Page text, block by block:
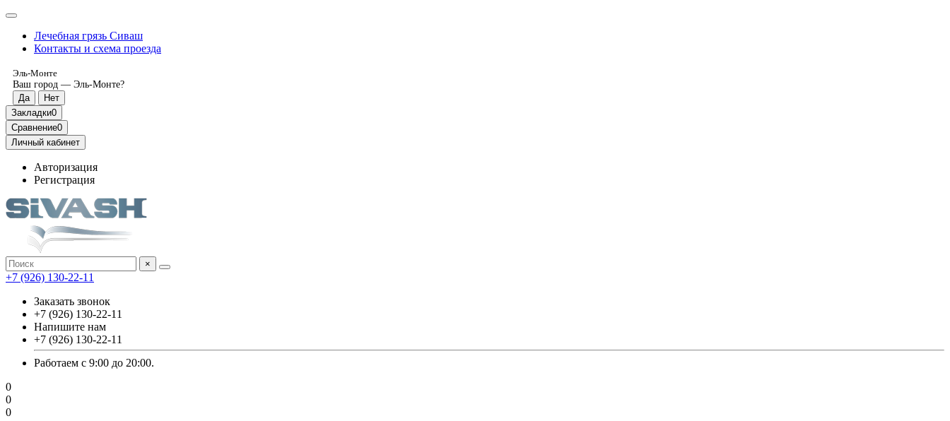
Лечебная грязь Сиваш
Контакты и схема проезда
Эль-Монте
Ваш город — Эль-Монте?
Закладки0
Сравнение0
Личный кабинет
Авторизация
Регистрация
×
‎+7 (926) 130-22-11
Заказать звонок
‎+7 (926) 130-22-11
Напишите нам
‎+7 (926) 130-22-11
Работаем с 9:00 до 20:00.
0
0
0